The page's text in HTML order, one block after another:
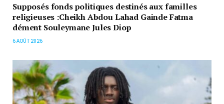
Supposés fonds politiques destinés aux familles
religieuses :Cheikh Abdou Lahad Gainde Fatma
dément Souleymane Jules Diop
6 AOÛT 2026